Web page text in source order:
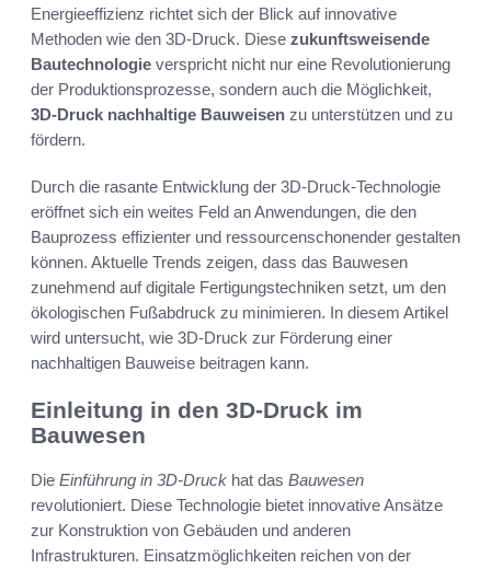
Energieeffizienz richtet sich der Blick auf innovative
Methoden wie den 3D-Druck. Diese zukunftsweisende
Bautechnologie verspricht nicht nur eine Revolutionierung
der Produktionsprozesse, sondern auch die Möglichkeit,
3D-Druck nachhaltige Bauweisen zu unterstützen und zu
fördern.
Durch die rasante Entwicklung der 3D-Druck-Technologie
eröffnet sich ein weites Feld an Anwendungen, die den
Bauprozess effizienter und ressourcenschonender gestalten
können. Aktuelle Trends zeigen, dass das Bauwesen
zunehmend auf digitale Fertigungstechniken setzt, um den
ökologischen Fußabdruck zu minimieren. In diesem Artikel
wird untersucht, wie 3D-Druck zur Förderung einer
nachhaltigen Bauweise beitragen kann.
Einleitung in den 3D-Druck im
Bauwesen
Die Einführung in 3D-Druck hat das Bauwesen
revolutioniert. Diese Technologie bietet innovative Ansätze
zur Konstruktion von Gebäuden und anderen
Infrastrukturen. Einsatzmöglichkeiten reichen von der